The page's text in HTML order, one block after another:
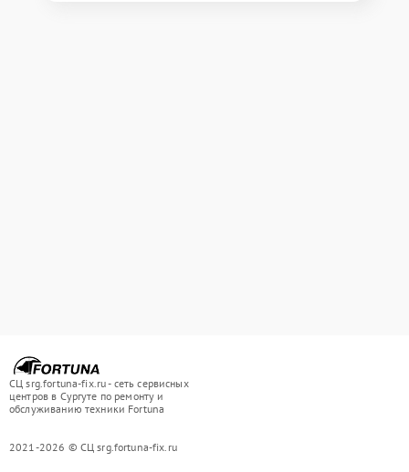
СЦ srg.fortuna-fix.ru - сеть сервисных
центров в Сургуте по ремонту и
обслуживанию техники Fortuna
2021-2026 © СЦ srg.fortuna-fix.ru